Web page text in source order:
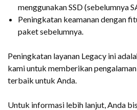
menggunakan SSD (sebelumnya
Peningkatan keamanan dengan
paket sebelumnya.
Peningkatan layanan Legacy ini
kami untuk memberikan
terbaik untuk Anda.
Untuk informasi lebih lanjut, Anda